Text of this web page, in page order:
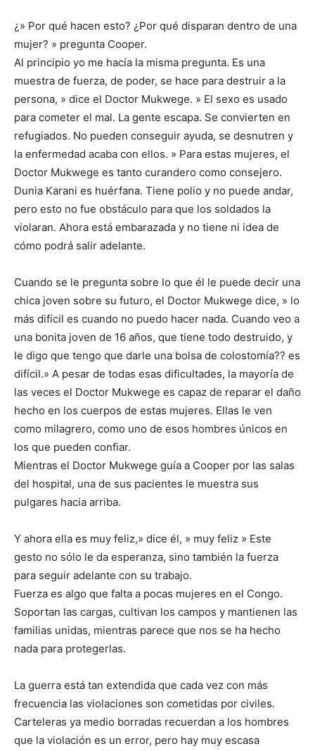
¿» Por qué hacen esto? ¿Por qué disparan dentro de una
mujer? » pregunta Cooper.
Al principio yo me hacía la misma pregunta. Es una
muestra de fuerza, de poder, se hace para destruir a la
persona, » dice el Doctor Mukwege. » El sexo es usado
para cometer el mal. La gente escapa. Se convierten en
refugiados. No pueden conseguir ayuda, se desnutren y
la enfermedad acaba con ellos. » Para estas mujeres, el
Doctor Mukwege es tanto curandero como consejero.
Dunia Karani es huérfana. Tiene polio y no puede andar,
pero esto no fue obstáculo para que los soldados la
violaran. Ahora está embarazada y no tiene ni idea de
cómo podrá salir adelante.
Cuando se le pregunta sobre lo que él le puede decir una
chica joven sobre su futuro, el Doctor Mukwege dice, » lo
más difícil es cuando no puedo hacer nada. Cuando veo a
una bonita joven de 16 años, que tiene todo destruido, y
Ie digo que tengo que darle una bolsa de colostomía?? es
difícil.» A pesar de todas esas dificultades, la mayoría de
las veces el Doctor Mukwege es capaz de reparar el daño
hecho en los cuerpos de estas mujeres. Ellas le ven
como milagrero, como uno de esos hombres únicos en
los que pueden confiar.
Mientras el Doctor Mukwege guía a Cooper por las salas
del hospital, una de sus pacientes le muestra sus
pulgares hacia arriba.
Y ahora ella es muy feliz,» dice él, » muy feliz » Este
gesto no sólo le da esperanza, sino también la fuerza
para seguir adelante con su trabajo.
Fuerza es algo que falta a pocas mujeres en el Congo.
Soportan las cargas, cultivan los campos y mantienen las
familias unidas, mientras parece que nos se ha hecho
nada para protegerlas.
La guerra está tan extendida que cada vez con más
frecuencia las violaciones son cometidas por civiles.
Carteleras ya medio borradas recuerdan a los hombres
que la violación es un error, pero hay muy escasa